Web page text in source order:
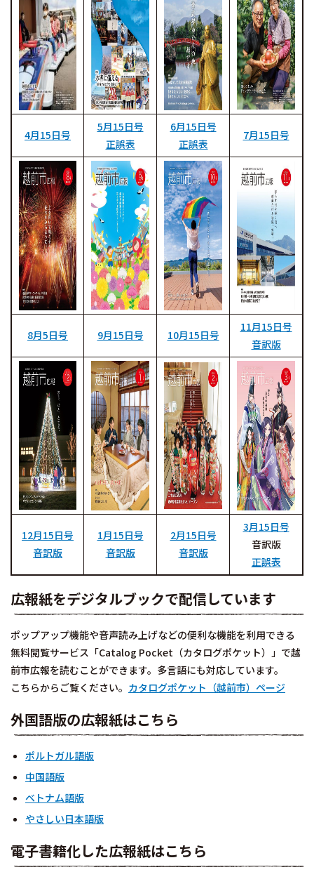
4月15日号
5月15日号
正誤表
6月15日号
正誤表
7月15日号
8月5日号 9月15日号 10月15日号
11月15日号
音訳版
12月15日号
音訳版
1月15日号
音訳版
2月15日号
音訳版
3月15日号
音訳版
正誤表
広報紙をデジタルブックで配信しています
ポップアップ機能や音声読み上げなどの便利な機能を利用できる
無料閲覧サービス「Catalog Pocket（カタログポケット）」で越
前市広報を読むことができます。多言語にも対応しています。
こちらからご覧ください。 カタログポケット（越前市）ページ
外国語版の広報紙はこちら
ポルトガル語版
中国語版
ベトナム語版
やさしい日本語版
電子書籍化した広報紙はこちら